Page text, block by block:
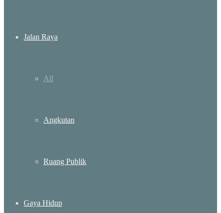
Jalan Raya
All
Angkutan
Ruang Publik
Gaya Hidup